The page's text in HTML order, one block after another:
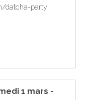
datcha-party
1 mars -